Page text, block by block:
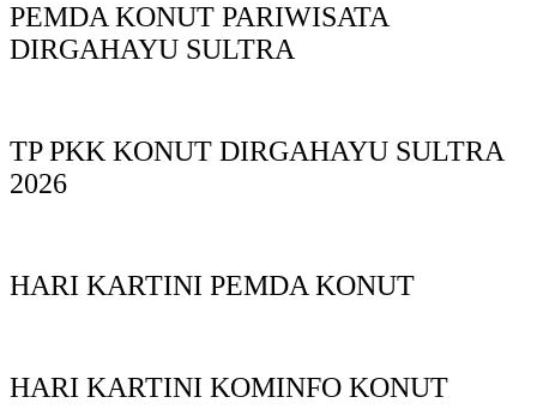
PEMDA KONUT PARIWISATA
DIRGAHAYU SULTRA
TP PKK KONUT DIRGAHAYU SULTRA
2026
HARI KARTINI PEMDA KONUT
HARI KARTINI KOMINFO KONUT